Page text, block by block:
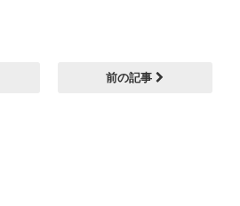
前の記事